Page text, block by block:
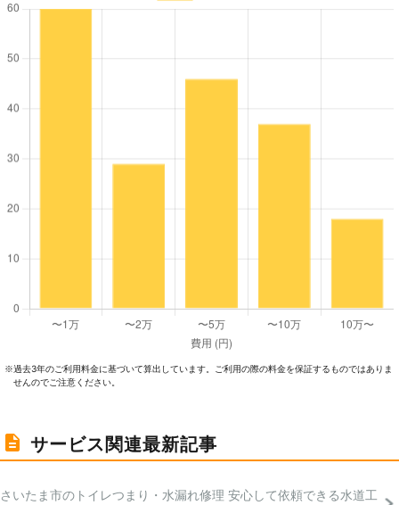
※過去3年のご利⽤料⾦に基づいて算出しています。ご利⽤の際の料⾦を保証するものではありま
せんのでご注意ください。
サービス関連最新記事
さいたま市のトイレつまり・水漏れ修理 安心して依頼できる水道工